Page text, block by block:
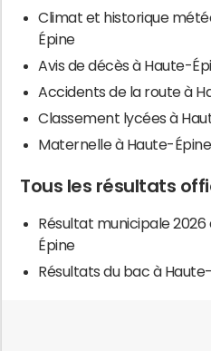
Climat et historique
Épine
Avis de décès à Haute-
Accidents de la route à
Classement lycées à
Maternelle à Haute-Épine
Tous les résultats
Résultat municipale 2026
Épine
Résultats du bac à